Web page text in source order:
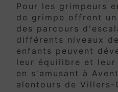
Pour les grimpeurs
de grimpe offrent
des parcours
différents niveaux
enfants peuvent
leur équilibre et
en s'amusant à
alentours de Villers-